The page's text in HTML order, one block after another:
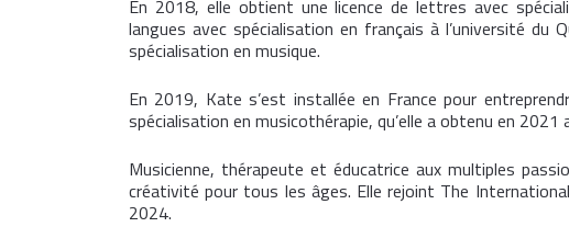
En 2018, elle obtient une licence de lettres avec
langues avec spécialisation en français à l’université
spécialisation en musique.
En 2019, Kate s’est installée en France pour
spécialisation en musicothérapie, qu’elle a obtenu en 2021
Musicienne, thérapeute et éducatrice aux multiples
créativité pour tous les âges. Elle rejoint The
2024.